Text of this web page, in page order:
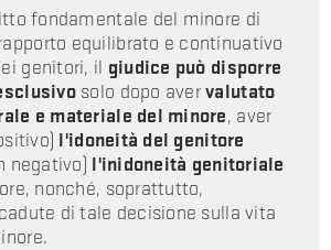
fondamentale del minore di
equilibrato e continuativo
genitori, il giudice può disporre
solo dopo avervalutato
e materiale del minore, aver
l'idoneità del genitore
negativo) l'inidoneità genitoriale
nonché, soprattutto,
di tale decisione sulla vita